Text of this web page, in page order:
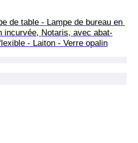
de table - Lampe de bureau en
incurvée, Notaris, avec abat-
- Laiton - Verre opalin